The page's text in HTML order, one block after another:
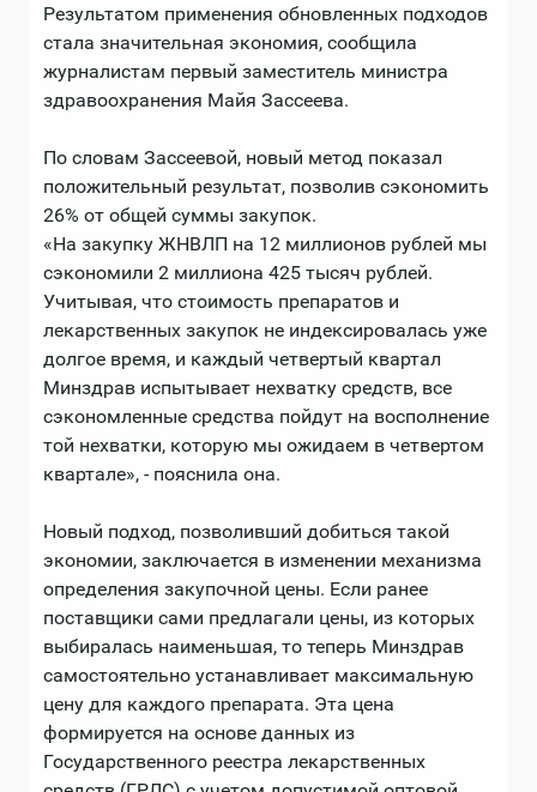
Результатом применения обновленных подходов
стала значительная экономия, сообщила
журналистам первый заместитель министра
здравоохранения Майя Зассеева.
По словам Зассеевой, новый метод показал
положительный результат, позволив сэкономить
26% от общей суммы закупок.
«На закупку ЖНВЛП на 12 миллионов рублей мы
сэкономили 2 миллиона 425 тысяч рублей.
Учитывая, что стоимость препаратов и
лекарственных закупок не индексировалась уже
долгое время, и каждый четвертый квартал
Минздрав испытывает нехватку средств, все
сэкономленные средства пойдут на восполнение
той нехватки, которую мы ожидаем в четвертом
квартале», - пояснила она.
Новый подход, позволивший добиться такой
экономии, заключается в изменении механизма
определения закупочной цены. Если ранее
поставщики сами предлагали цены, из которых
выбиралась наименьшая, то теперь Минздрав
самостоятельно устанавливает максимальную
цену для каждого препарата. Эта цена
формируется на основе данных из
Государственного реестра лекарственных